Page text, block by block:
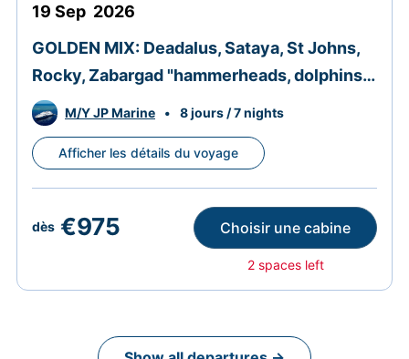
19 Sep 2026
GOLDEN MIX: Deadalus, Sataya, St Johns,
Rocky, Zabargad "hammerheads, dolphins,
caves, Zabargad's wreck"
M/Y JP Marine • 8 jours / 7 nights
Afficher les détails du voyage
dès €975 Choisir une cabine
2 spaces left